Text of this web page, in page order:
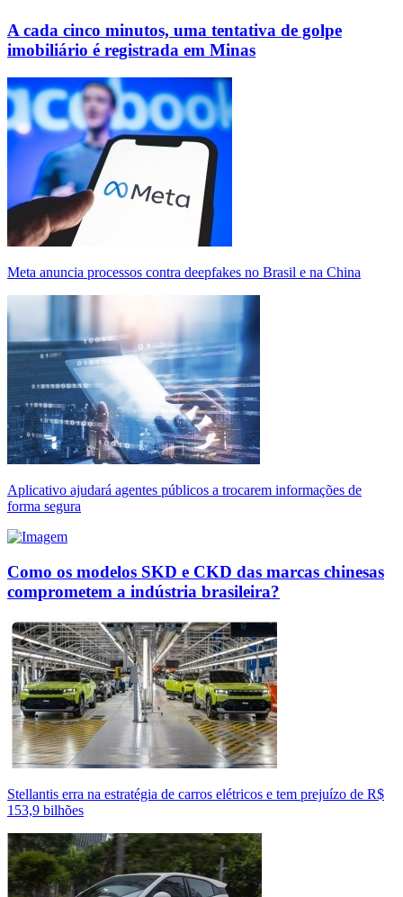
A cada cinco minutos, uma tentativa de golpe
imobiliário é registrada em Minas
Meta anuncia processos contra deepfakes no Brasil e na China
Aplicativo ajudará agentes públicos a trocarem informações de
forma segura
Como os modelos SKD e CKD das marcas chinesas
comprometem a indústria brasileira?
Stellantis erra na estratégia de carros elétricos e tem prejuízo de R$
153,9 bilhões